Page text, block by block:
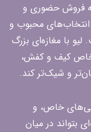
در زمینه فروش حضوری و
انتخاب‌های محبوب و
با مغازه‌ای بزرگ
خاص کیف و کفش،
و شیک‌تر کند.
خاص، و
بتواند در میان